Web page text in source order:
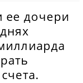
ее дочери